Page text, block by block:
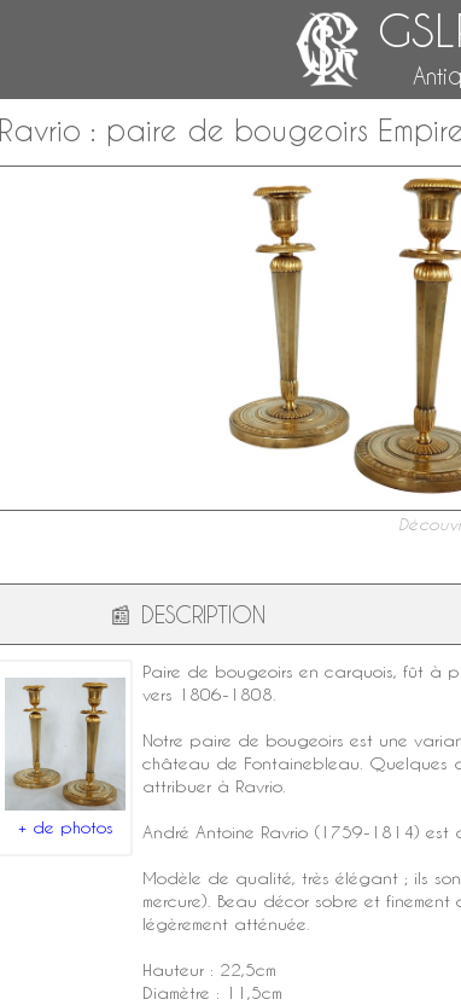
Ravrio : paire de bougeoirs
📰 DESCRIPTION
+ de photos
Paire de bougeoirs en carquois, fût à
vers 1806-1808.
Notre paire de bougeoirs est une
château de Fontainebleau. Quelques
attribuer à Ravrio.
André Antoine Ravrio (1759-1814) est
Modèle de qualité, très élégant ; ils
mercure). Beau décor sobre et
légèrement atténuée.
Hauteur : 22,5cm
Diamètre : 11,5cm